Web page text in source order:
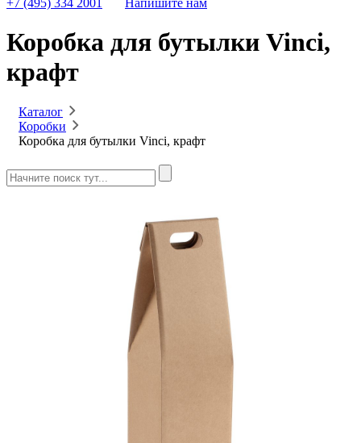
+7 (495) 334 2001
Напишите нам
Коробка для бутылки Vinci,
крафт
Каталог
Коробки
Коробка для бутылки Vinci, крафт